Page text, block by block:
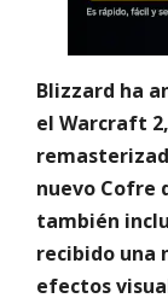
Blizzard ha
el Warcraft
nuevo Cofre
también
recibido una
efectos